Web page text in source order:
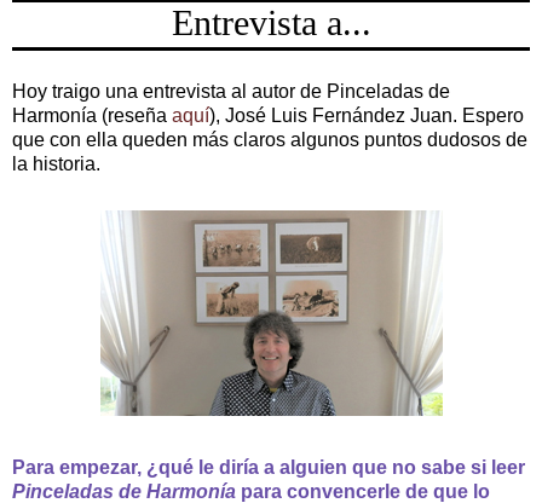
Entrevista a...
Hoy traigo una entrevista al autor de Pinceladas de
Harmonía (reseña aquí), José Luis Fernández Juan. Espero
que con ella queden más claros algunos puntos dudosos de
la historia.
Para empezar, ¿qué le diría a alguien que no sabe si leer
Pinceladas de Harmonía para convencerle de que lo